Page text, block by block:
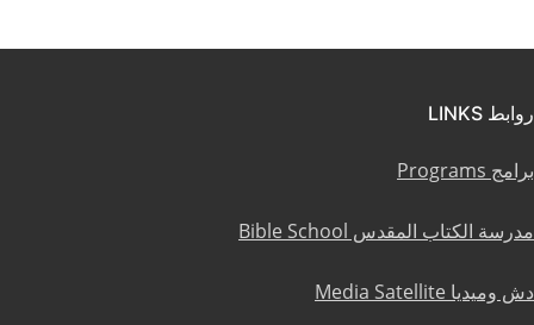
روابط LINKS
برامج Programs
مدرسة الكتاب المقدس Bible School
دش وميديا Media Satellite